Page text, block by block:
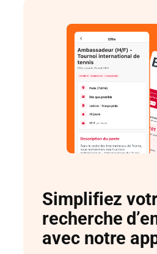
Simplifiez
recherche
avec notre